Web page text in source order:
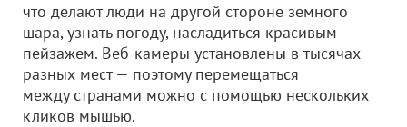
что делают люди на другой стороне земного
шара, узнать погоду, насладиться красивым
пейзажем. Веб-камеры установлены в тысячах
разных мест — поэтому перемещаться
между странами можно с помощью нескольких
кликов мышью.